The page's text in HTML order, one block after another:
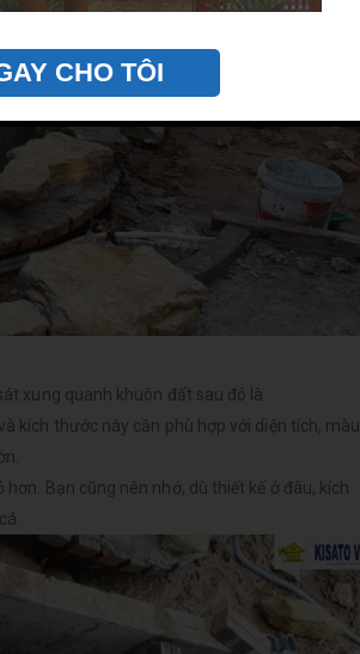
xung quanh khuôn đất sau đó là
kích thước này cần phù hợp với diện tích, màu
Bạn cũng nên nhớ, dù thiết kế ở đâu, kích
CHO TÔI